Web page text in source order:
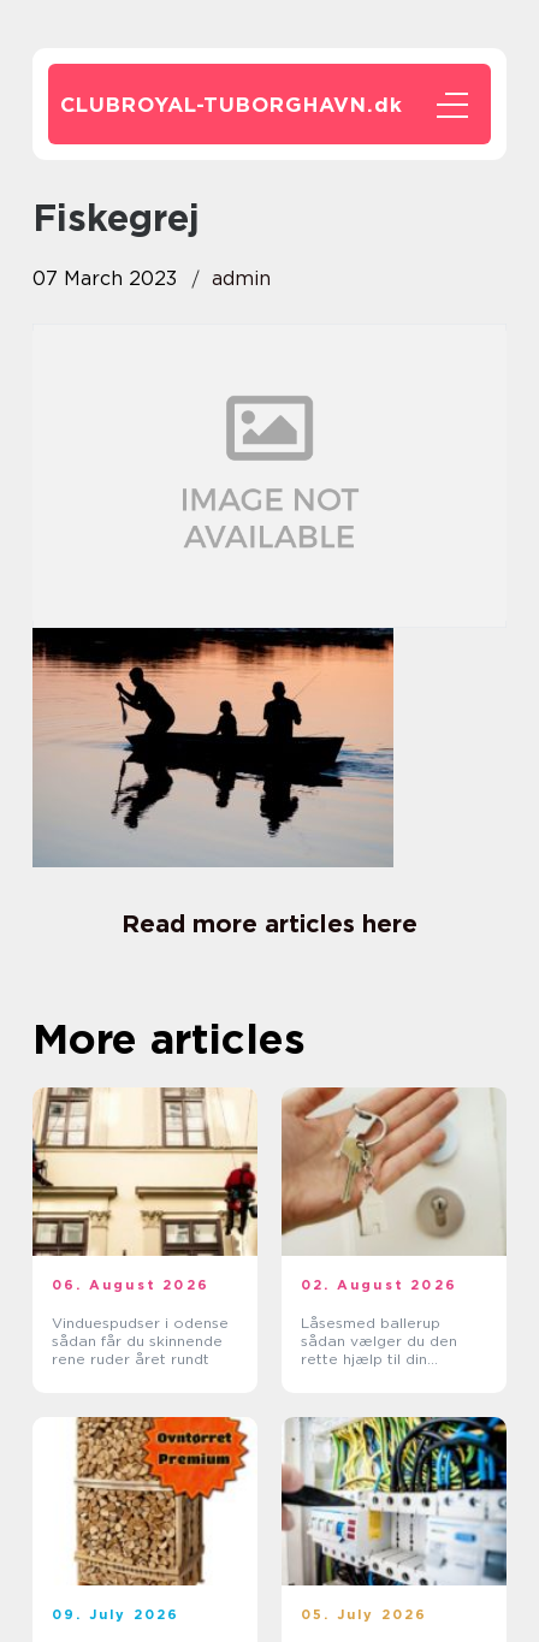
CLUBROYAL-TUBORGHAVN.dk
fiskegrej
07 March 2023 admin
Read more articles here
More articles
06. August 2026
Vinduespudser i odense
sådan får du skinnende
rene ruder året rundt
02. August 2026
Låsesmed ballerup
sådan vælger du den
rette hjælp til din
09. July 2026 05. July 2026